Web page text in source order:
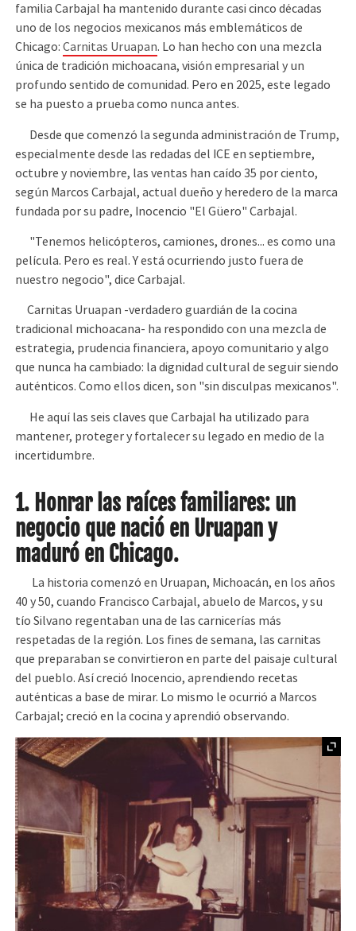
familia Carbajal ha mantenido durante casi cinco décadas
uno de los negocios mexicanos más emblemáticos de
Chicago:Carnitas Uruapan. Lo han hecho con una mezcla
única de tradición michoacana, visión empresarial y un
profundo sentido de comunidad. Pero en 2025, este legado
se ha puesto a prueba como nunca antes.
Desde que comenzó la segunda administración de Trump,
especialmente desde las redadas del ICE en septiembre,
octubre y noviembre, las ventas han caído 35 por ciento,
según Marcos Carbajal, actual dueño y heredero de la marca
fundada por su padre, Inocencio "El Güero" Carbajal.
"Tenemos helicópteros, camiones, drones... es como una
película. Pero es real. Y está ocurriendo justo fuera de
nuestro negocio", dice Carbajal.
Carnitas Uruapan -verdadero guardián de la cocina
tradicional michoacana- ha respondido con una mezcla de
estrategia, prudencia financiera, apoyo comunitario y algo
que nunca ha cambiado: la dignidad cultural de seguir siendo
auténticos. Como ellos dicen, son "sin disculpas mexicanos".
He aquí las seis claves que Carbajal ha utilizado para
mantener, proteger y fortalecer su legado en medio de la
incertidumbre.
1. Honrar las raíces familiares: un
negocio que nació en Uruapan y
maduró en Chicago.
La historia comenzó en Uruapan, Michoacán, en los años
40 y 50, cuando Francisco Carbajal, abuelo de Marcos, y su
tío Silvano regentaban una de las carnicerías más
respetadas de la región. Los fines de semana, las carnitas
que preparaban se convirtieron en parte del paisaje cultural
del pueblo. Así creció Inocencio, aprendiendo recetas
auténticas a base de mirar. Lo mismo le ocurrió a Marcos
Carbajal; creció en la cocina y aprendió observando.